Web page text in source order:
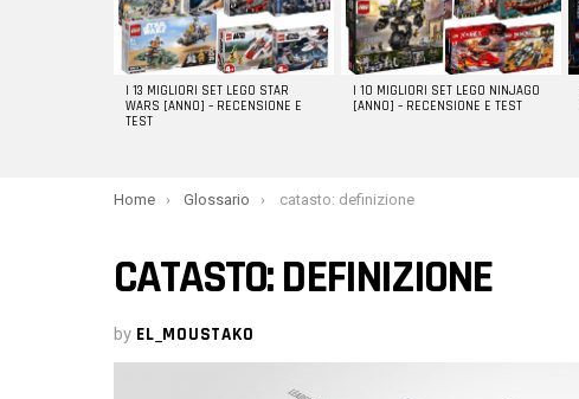
I 13 MIGLIORI SET LEGO STAR
WARS [ANNO] – RECENSIONE E
TEST
I 10 MIGLIORI SET LEGO NINJAGO
[ANNO] – RECENSIONE E TEST
You are here:
Home Glossario catasto: definizione
CATASTO: DEFINIZIONE
by EL_MOUSTAKO